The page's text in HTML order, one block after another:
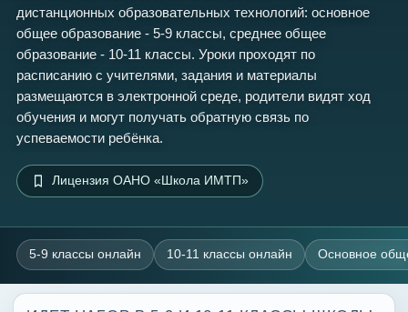
дистанционных образовательных технологий: основное
общее образование - 5-9 классы, среднее общее
образование - 10-11 классы. Уроки проходят по
расписанию с учителями, задания и материалы
размещаются в электронной среде, родители видят ход
обучения и могут получать обратную связь по
успеваемости ребёнка.
Лицензия ОАНО «Школа ИМТП»
5-9 классы онлайн 10-11 классы онлайн Основное